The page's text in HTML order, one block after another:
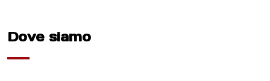
Dove siamo